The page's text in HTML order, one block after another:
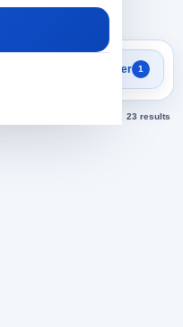
Filter 1
23 results